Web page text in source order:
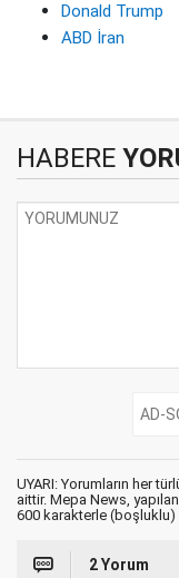
Donald Trump
ABD İran
HABERE
UYARI: Yorumların her
aittir. Mepa News,
600 karakterle (boşluklu)
2 Yorum